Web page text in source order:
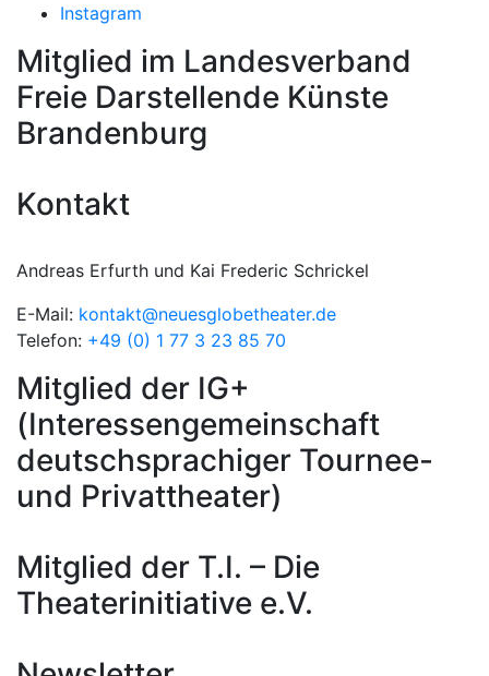
Instagram
Mitglied im Landesverband
Freie Darstellende Künste
Brandenburg
Kontakt
Andreas Erfurth und Kai Frederic Schrickel
E-Mail: kontakt@neuesglobetheater.de
Telefon: +49 (0) 1 77 3 23 85 70
Mitglied der IG+
(Interessengemeinschaft
deutschsprachiger Tournee-
und Privattheater)
Mitglied der T.I. – Die
Theaterinitiative e.V.